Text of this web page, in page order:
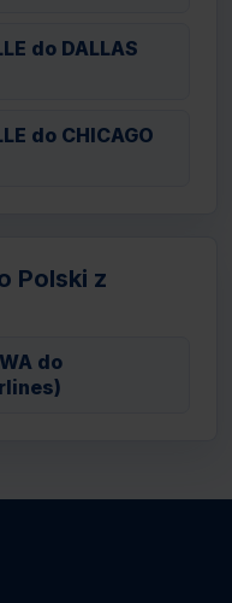
do DALLAS
do CHICAGO
Polski z
do